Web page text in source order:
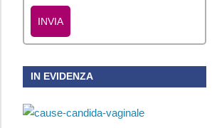
INVIA
IN EVIDENZA